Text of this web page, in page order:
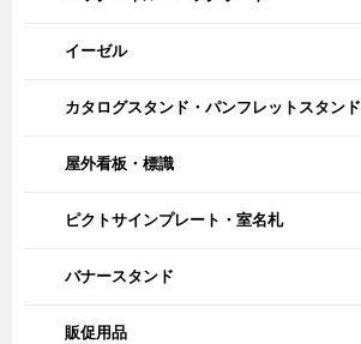
イーゼル
カタログスタンド・パンフレットスタンド
屋外看板・標識
ピクトサインプレート・室名札
バナースタンド
販促用品